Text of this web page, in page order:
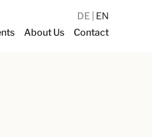
About Us Contact
DE EN